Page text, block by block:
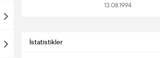
13.08.1994
İstatistikler